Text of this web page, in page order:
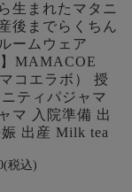
生まれたマタニ
後までらくちん
ームウェア
】MAMACOE
コエラボ） 授
ティパジャマ
マ 入院準備 出
出産 Milk tea
(税込)